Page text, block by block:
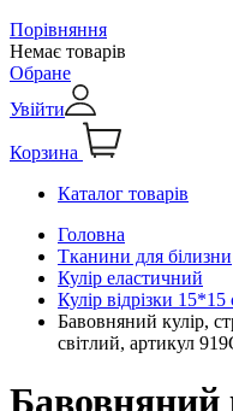
Порівняння
Немає товарів
Обране
Увійти
Корзина
Каталог товарів
Головна
Тканини для білизни
Кулір еластичний
Кулір відрізки 15*15
Бавовняний кулір,
світлий, артикул
Бавовняний